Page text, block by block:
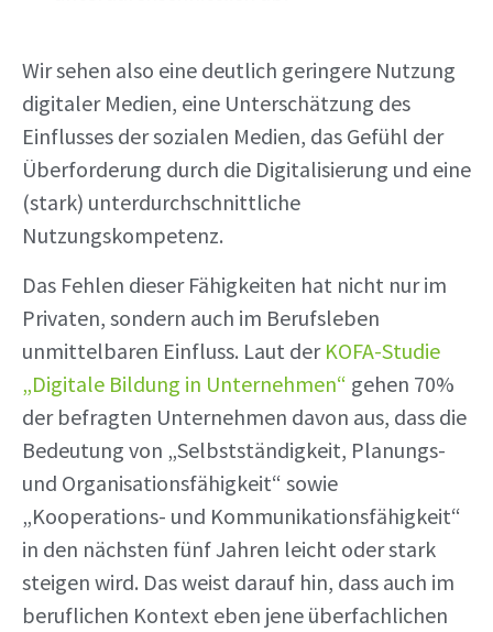
Wir sehen also eine deutlich geringere Nutzung
digitaler Medien, eine Unterschätzung des
Einflusses der sozialen Medien, das Gefühl der
Überforderung durch die Digitalisierung und eine
(stark) unterdurchschnittliche
Nutzungskompetenz.
Das Fehlen dieser Fähigkeiten hat nicht nur im
Privaten, sondern auch im Berufsleben
unmittelbaren Einfluss. Laut der KOFA-Studie
„Digitale Bildung in Unternehmen“ gehen 70%
der befragten Unternehmen davon aus, dass die
Bedeutung von „Selbstständigkeit, Planungs-
und Organisationsfähigkeit“ sowie
„Kooperations- und Kommunikationsfähigkeit“
in den nächsten fünf Jahren leicht oder stark
steigen wird. Das weist darauf hin, dass auch im
beruflichen Kontext eben jene überfachlichen